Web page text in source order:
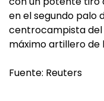
en el segundo palo
centrocampista del
máximo artillero de
Fuente: Reuters